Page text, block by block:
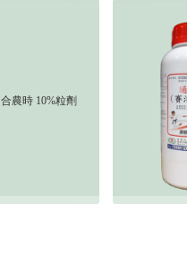
合農時 10%粒劑